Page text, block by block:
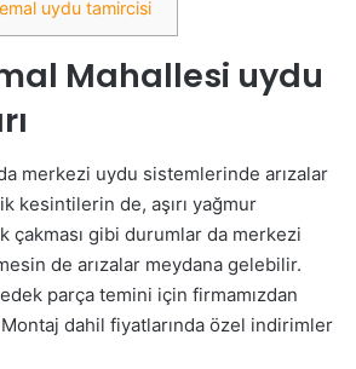
uydu tamircisi
Mahallesi uydu
merkezi uydu sistemlerinde arızalar
kesintilerin de, aşırı yağmur
çakması gibi durumlar da merkezi
de arızalar meydana gelebilir.
parça temini için firmamızdan
dahil fiyatlarında özel indirimler